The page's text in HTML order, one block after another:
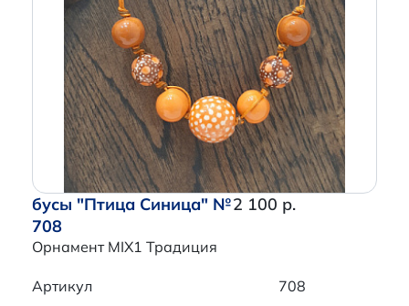
бусы "Птица Синица" №
708
Орнамент MIX1 Традиция
2 100 р.
Артикул
708